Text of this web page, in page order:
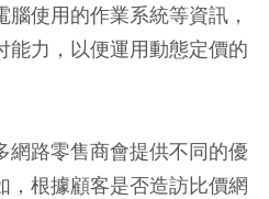
使用的作業系統等資訊，
能力，以便運用動態定價的
網路零售商會提供不同的優
，根據顧客是否造訪比價網